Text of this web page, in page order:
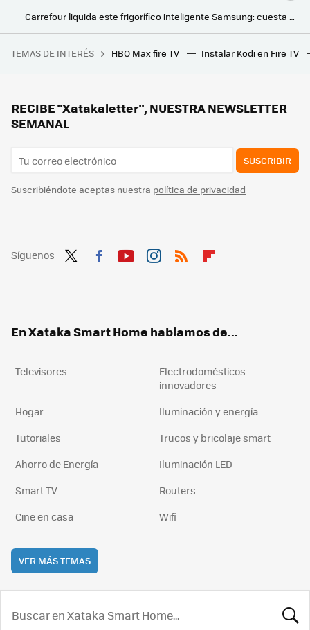
Carrefour liquida este frigorífico inteligente Samsung: cuesta casi la mitad y te devuelve el IVA para tus próximas compras
Suspenden a siete ingenieros tras construir un puente de 2,3 millones. Tenía una curva de casi 90 grados
TEMAS DE INTERÉS HBO Max fire TV Instalar Kodi en Fire TV
RECIBE "Xatakaletter", NUESTRA NEWSLETTER
SEMANAL
SUSCRIBIR
Suscribiéndote aceptas nuestra política de privacidad
Síguenos
En Xataka Smart Home hablamos de...
Televisores
Electrodomésticos
innovadores
Hogar
Iluminación y energía
Tutoriales
Trucos y bricolaje smart
Ahorro de Energía
Iluminación LED
Smart TV
Routers
Cine en casa
Wifi
VER MÁS TEMAS